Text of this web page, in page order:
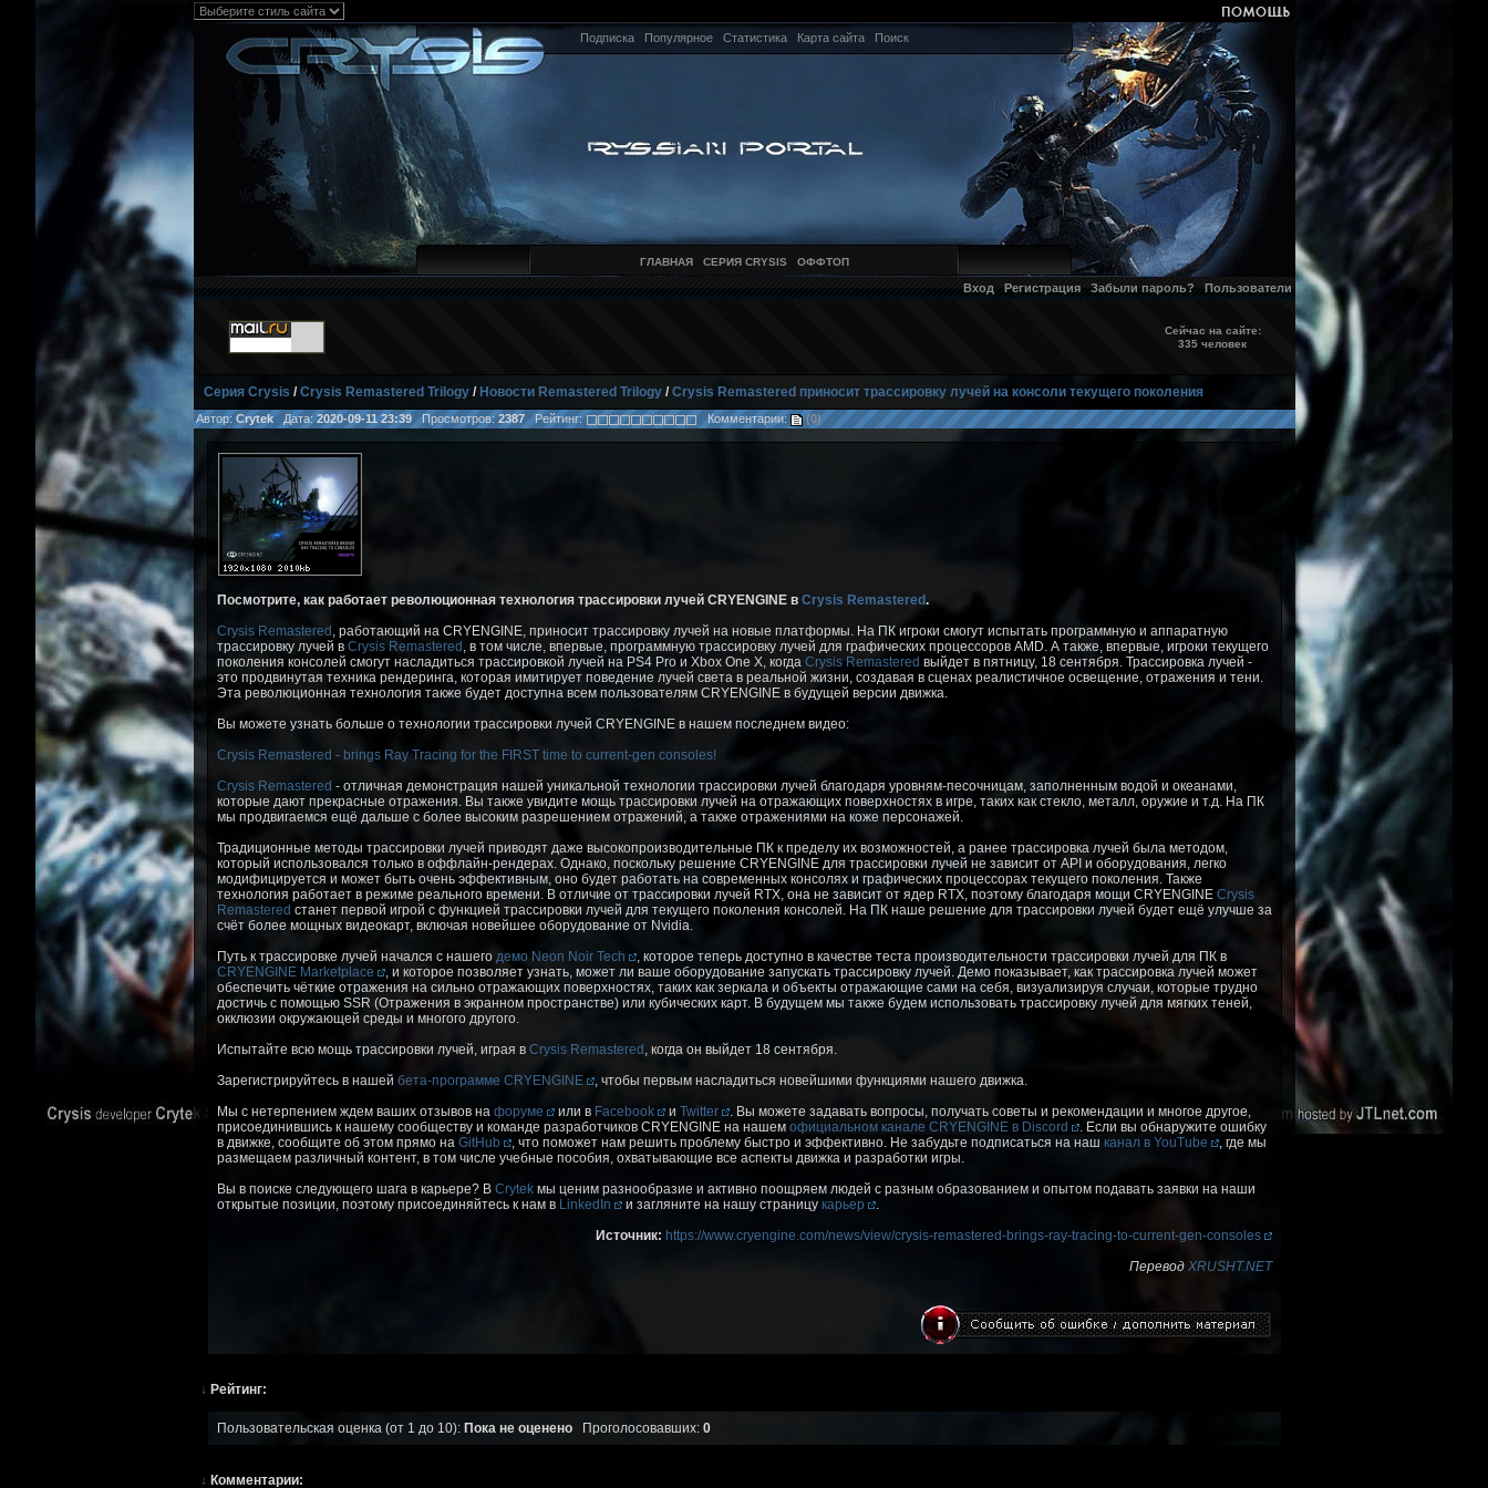
Подписка Популярное Статистика Карта сайта Поиск
ГЛАВНАЯ СЕРИЯ CRYSIS ОФФТОП
Вход Регистрация Забыли пароль? Пользователи
Сейчас на сайте:
335 человек
Серия Crysis /Crysis Remastered Trilogy/ Новости Remastered Trilogy/Crysis Remastered приносит трассировку лучей на консоли текущего поколения
Автор: CrytekДата:2020-09-11 23:39Просмотров:2387Рейтинг: Комментарии: (0)
Посмотрите, как работает революционная технология трассировки лучей CRYENGINE в Crysis Remastered.
Crysis Remastered , работающий на CRYENGINE, приносит трассировку лучей на новые платформы. На ПК игроки смогут испытать программную и аппаратную
трассировку лучей в Crysis Remastered , в том числе, впервые, программную трассировку лучей для графических процессоров AMD. А также, впервые, игроки текущего
поколения консолей смогут насладиться трассировкой лучей на PS4 Pro и Xbox One X, когда Crysis Remastered выйдет в пятницу, 18 сентября. Трассировка лучей -
это продвинутая техника рендеринга, которая имитирует поведение лучей света в реальной жизни, создавая в сценах реалистичное освещение, отражения и тени.
Эта революционная технология также будет доступна всем пользователям CRYENGINE в будущей версии движка.
Вы можете узнать больше о технологии трассировки лучей CRYENGINE в нашем последнем видео:
Crysis Remastered - brings Ray Tracing for the FIRST time to current-gen consoles!
Crysis Remastered - отличная демонстрация нашей уникальной технологии трассировки лучей благодаря уровням-песочницам, заполненным водой и океанами,
которые дают прекрасные отражения. Вы также увидите мощь трассировки лучей на отражающих поверхностях в игре, таких как стекло, металл, оружие и т.д. На ПК
мы продвигаемся ещё дальше с более высоким разрешением отражений, а также отражениями на коже персонажей.
Традиционные методы трассировки лучей приводят даже высокопроизводительные ПК к пределу их возможностей, а ранее трассировка лучей была методом,
который использовался только в оффлайн-рендерах. Однако, поскольку решение CRYENGINE для трассировки лучей не зависит от API и оборудования, легко
модифицируется и может быть очень эффективным, оно будет работать на современных консолях и графических процессорах текущего поколения. Также
технология работает в режиме реального времени. В отличие от трассировки лучей RTX, она не зависит от ядер RTX, поэтому благодаря мощи CRYENGINE Crysis
Remastered станет первой игрой с функцией трассировки лучей для текущего поколения консолей. На ПК наше решение для трассировки лучей будет ещё улучше за
счёт более мощных видеокарт, включая новейшее оборудование от Nvidia.
Путь к трассировке лучей начался с нашего демо Neon Noir Tech
, которое теперь доступно в качестве теста производительности трассировки лучей для ПК в
CRYENGINE Marketplace
, и которое позволяет узнать, может ли ваше оборудование запускать трассировку лучей. Демо показывает, как трассировка лучей может
обеспечить чёткие отражения на сильно отражающих поверхностях, таких как зеркала и объекты отражающие сами на себя, визуализируя случаи, которые трудно
достичь с помощью SSR (Отражения в экранном пространстве) или кубических карт. В будущем мы также будем использовать трассировку лучей для мягких теней,
окклюзии окружающей среды и многого другого.
Испытайте всю мощь трассировки лучей, играя в Crysis Remastered , когда он выйдет 18 сентября.
Зарегистрируйтесь в нашей бета-программе CRYENGINE
, чтобы первым насладиться новейшими функциями нашего движка.
Мы с нетерпением ждем ваших отзывов на форуме или в Facebook и Twitter
. Вы можете задавать вопросы, получать советы и рекомендации и многое другое,
присоединившись к нашему сообществу и команде разработчиков CRYENGINE на нашем официальном канале CRYENGINE в Discord
. Если вы обнаружите ошибку
в движке, сообщите об этом прямо на GitHub , что поможет нам решить проблему быстро и эффективно. Не забудьте подписаться на наш канал в YouTube
, где мы
размещаем различный контент, в том числе учебные пособия, охватывающие все аспекты движка и разработки игры.
Вы в поиске следующего шага в карьере? В Crytekмы ценим разнообразие и активно поощряем людей с разным образованием и опытом подавать заявки на наши
открытые позиции, поэтому присоединяйтесь к нам в LinkedIn и загляните на нашу страницу карьер
.
Источник: https://www.cryengine.com/news/view/crysis-remastered-brings-ray-tracing-to-current-gen-consoles
Перевод XRUSHT.NET
↓ Рейтинг:
Пользовательская оценка (от 1 до 10): Пока не оцененоПроголосовавших: 0
↓ Комментарии: